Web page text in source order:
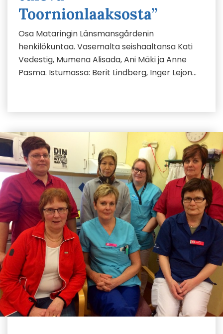
Toornionlaaksosta”
Osa Mataringin Länsmansgårdenin
henkilökuntaa. Vasemalta seishaaltansa Kati
Vedestig, Mumena Alisada, Ani Mäki ja Anne
Pasma. Istumassa: Berit Lindberg, Inger Lejon…